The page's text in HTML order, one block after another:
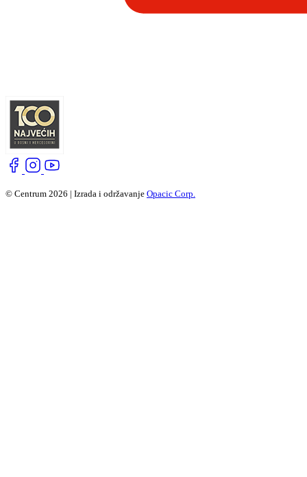
© Centrum 2026 | Izrada i održavanje Opacic Corp.